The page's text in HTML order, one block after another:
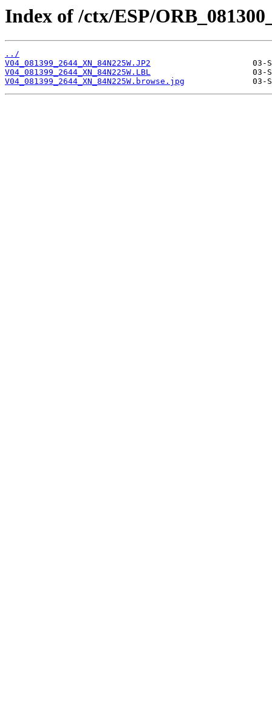
Index of /ctx/ESP/
../
V04_081399_2644_XN_84N225W.JP2
V04_081399_2644_XN_84N225W.LBL
V04_081399_2644_XN_84N225W.browse.jpg